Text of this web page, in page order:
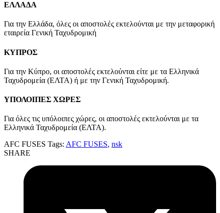
ΕΛΛΑΔΑ
Για την Ελλάδα, όλες οι αποστολές εκτελούνται με την μεταφορική
εταιρεία Γενική Ταχυδρομική
ΚΥΠΡΟΣ
Για την Κύπρο, οι αποστολές εκτελούνται είτε με τα Ελληνικά
Ταχυδρομεία (ΕΛΤΑ) ή με την Γενική Ταχυδρομική.
ΥΠΟΛΟΙΠΕΣ ΧΩΡΕΣ
Για όλες τις υπόλοιπες χώρες, οι αποστολές εκτελούνται με τα
Ελληνικά Ταχυδρομεία (ΕΛΤΑ).
AFC FUSES Tags: AFC FUSES, nsk
SHARE